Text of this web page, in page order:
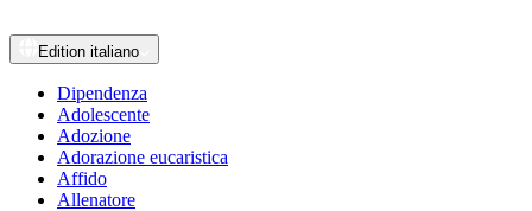
Edition italiano
Dipendenza
Adolescente
Adozione
Adorazione eucaristica
Affido
Allenatore